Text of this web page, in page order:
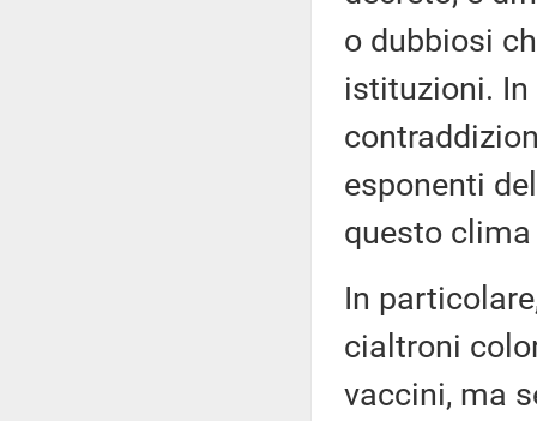
o dubbiosi
istituzioni. In
esponenti
questo
In
cialtroni
vaccini, ma